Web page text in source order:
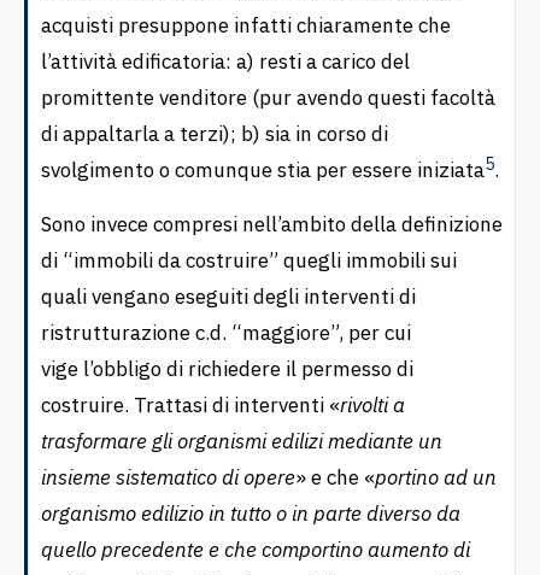
acquisti presuppone infatti chiaramente che
l’attività edificatoria: a) resti a carico del
promittente venditore (pur avendo questi facoltà
di appaltarla a terzi); b) sia in corso di
svolgimento o comunque stia per essere iniziata5.
Sono invece compresi nell’ambito della definizione
di “immobili da costruire” quegli immobili sui
quali vengano eseguiti degli interventi di
ristrutturazione c.d. “maggiore”, per cui
vige l’obbligo di richiedere il permesso di
costruire. Trattasi di interventi «rivolti a
trasformare gli organismi edilizi mediante un
insieme sistematico di opere» e che «portino ad un
organismo edilizio in tutto o in parte diverso da
quello precedente e che comportino aumento di